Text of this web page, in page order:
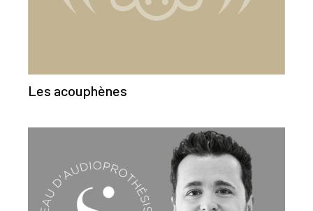
Les acouphènes